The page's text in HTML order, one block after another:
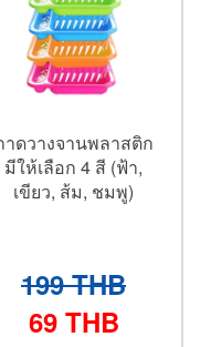
าดวางจานพลาสติก
มีให้เลือก 4 สี (ฟ้า,
เขียว, ส้ม, ชมพู)
199 THB
69 THB